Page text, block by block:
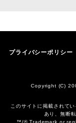
プライバシーポリシー
Copyright (C)
このサイトに掲載されて
あり、無断
™/® Trademark or